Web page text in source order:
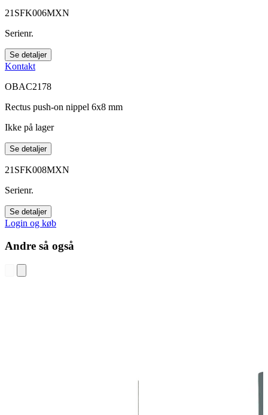
21SFK006MXN
Serienr.
Se detaljer
Kontakt
OBAC2178
Rectus push-on nippel 6x8 mm
Ikke på lager
Se detaljer
21SFK008MXN
Serienr.
Se detaljer
Login og køb
Andre så også